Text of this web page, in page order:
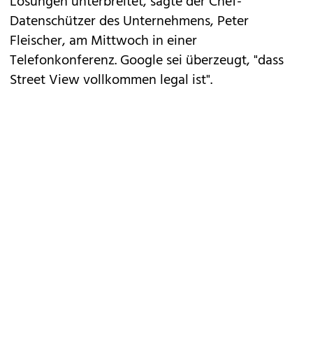
Datenschützer des Unternehmens, Peter
Fleischer, am Mittwoch in einer
Telefonkonferenz. Google sei überzeugt, "dass
Street View vollkommen legal ist".